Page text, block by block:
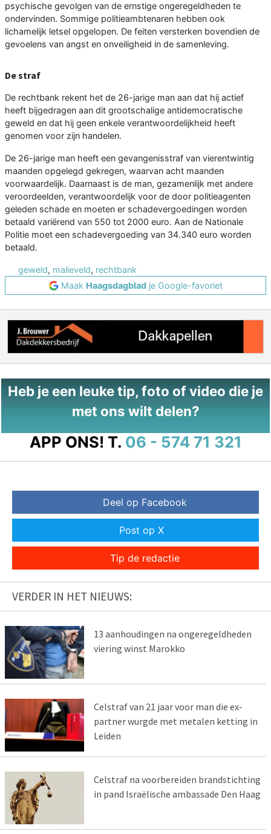
psychische gevolgen van de ernstige ongeregeldheden te
ondervinden. Sommige politieambtenaren hebben ook
lichamelijk letsel opgelopen. De feiten versterken bovendien de
gevoelens van angst en onveiligheid in de samenleving.
De straf
De rechtbank rekent het de 26-jarige man aan dat hij actief
heeft bijgedragen aan dit grootschalige antidemocratische
geweld en dat hij geen enkele verantwoordelijkheid heeft
genomen voor zijn handelen.
De 26-jarige man heeft een gevangenisstraf van vierentwintig
maanden opgelegd gekregen, waarvan acht maanden
voorwaardelijk. Daarnaast is de man, gezamenlijk met andere
veroordeelden, verantwoordelijk voor de door politieagenten
geleden schade en moeten er schadevergoedingen worden
betaald variërend van 550 tot 2000 euro. Aan de Nationale
Politie moet een schadevergoeding van 34.340 euro worden
betaald.
geweld, malieveld, rechtbank
Maak Haagsdagbladje Google-favoriet
Heb je een leuke tip, foto of video die je
met ons wilt delen?
APP ONS! T. 06 - 574 71 321
Deel op Facebook
Post op X
Tip de redactie
VERDER IN HET NIEUWS:
13 aanhoudingen na ongeregeldheden
viering winst Marokko
Celstraf van 21 jaar voor man die ex-
partner wurgde met metalen ketting in
Leiden
Celstraf na voorbereiden brandstichting
in pand Israëlische ambassade Den Haag